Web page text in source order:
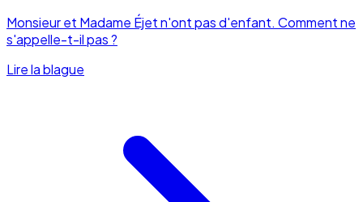
Monsieur et Madame Éjet n'ont pas d'enfant. Comment ne
s'appelle-t-il pas ?
Lire la blague